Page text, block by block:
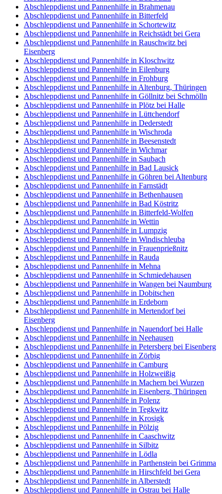
Abschleppdienst und Pannenhilfe in Brahmenau
Abschleppdienst und Pannenhilfe in Bitterfeld
Abschleppdienst und Pannenhilfe in Schortewitz
Abschleppdienst und Pannenhilfe in Reichstädt bei Gera
Abschleppdienst und Pannenhilfe in Rauschwitz bei
Eisenberg
Abschleppdienst und Pannenhilfe in Kloschwitz
Abschleppdienst und Pannenhilfe in Eilenburg
Abschleppdienst und Pannenhilfe in Frohburg
Abschleppdienst und Pannenhilfe in Altenburg, Thüringen
Abschleppdienst und Pannenhilfe in Göllnitz bei Schmölln
Abschleppdienst und Pannenhilfe in Plötz bei Halle
Abschleppdienst und Pannenhilfe in Lüttchendorf
Abschleppdienst und Pannenhilfe in Dederstedt
Abschleppdienst und Pannenhilfe in Wischroda
Abschleppdienst und Pannenhilfe in Beesenstedt
Abschleppdienst und Pannenhilfe in Wichmar
Abschleppdienst und Pannenhilfe in Saubach
Abschleppdienst und Pannenhilfe in Bad Lausick
Abschleppdienst und Pannenhilfe in Göhren bei Altenburg
Abschleppdienst und Pannenhilfe in Farnstädt
Abschleppdienst und Pannenhilfe in Bethenhausen
Abschleppdienst und Pannenhilfe in Bad Köstritz
Abschleppdienst und Pannenhilfe in Bitterfeld-Wolfen
Abschleppdienst und Pannenhilfe in Wettin
Abschleppdienst und Pannenhilfe in Lumpzig
Abschleppdienst und Pannenhilfe in Windischleuba
Abschleppdienst und Pannenhilfe in Frauenprießnitz
Abschleppdienst und Pannenhilfe in Rauda
Abschleppdienst und Pannenhilfe in Mehna
Abschleppdienst und Pannenhilfe in Schmiedehausen
Abschleppdienst und Pannenhilfe in Wangen bei Naumburg
Abschleppdienst und Pannenhilfe in Dobitschen
Abschleppdienst und Pannenhilfe in Erdeborn
Abschleppdienst und Pannenhilfe in Mertendorf bei
Eisenberg
Abschleppdienst und Pannenhilfe in Nauendorf bei Halle
Abschleppdienst und Pannenhilfe in Neehausen
Abschleppdienst und Pannenhilfe in Petersberg bei Eisenberg
Abschleppdienst und Pannenhilfe in Zörbig
Abschleppdienst und Pannenhilfe in Camburg
Abschleppdienst und Pannenhilfe in Holzweißig
Abschleppdienst und Pannenhilfe in Machern bei Wurzen
Abschleppdienst und Pannenhilfe in Eisenberg, Thüringen
Abschleppdienst und Pannenhilfe in Polenz
Abschleppdienst und Pannenhilfe in Tegkwitz
Abschleppdienst und Pannenhilfe in Krosigk
Abschleppdienst und Pannenhilfe in Pölzig
Abschleppdienst und Pannenhilfe in Caaschwitz
Abschleppdienst und Pannenhilfe in Silbitz
Abschleppdienst und Pannenhilfe in Lödla
Abschleppdienst und Pannenhilfe in Parthenstein bei Grimma
Abschleppdienst und Pannenhilfe in Hirschfeld bei Gera
Abschleppdienst und Pannenhilfe in Alberstedt
Abschleppdienst und Pannenhilfe in Ostrau bei Halle